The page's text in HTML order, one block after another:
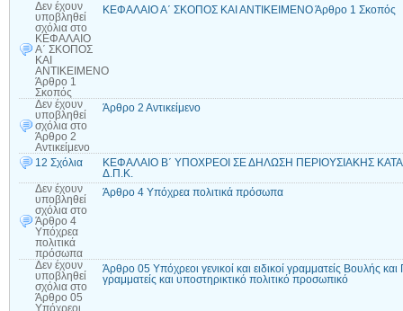
Δεν έχουν
υποβληθεί
σχόλια στο
ΚΕΦΑΛΑΙΟ
Α΄ ΣΚΟΠΟΣ
ΚΑΙ
ΑΝΤΙΚΕΙΜΕΝΟ
Άρθρο 1
Σκοπός
ΚΕΦΑΛΑΙΟ Α΄ ΣΚΟΠΟΣ ΚΑΙ ΑΝΤΙΚΕΙΜΕΝΟ Άρθρο 1 Σκοπός
Δεν έχουν
υποβληθεί
σχόλια στο
Άρθρο 2
Αντικείμενο
Άρθρο 2 Αντικείμενο
12 Σχόλια
ΚΕΦΑΛΑΙΟ Β΄ ΥΠΟΧΡΕΟΙ ΣΕ ΔΗΛΩΣΗ ΠΕΡΙΟΥΣΙΑΚΗΣ
Δ.Π.Κ.
Δεν έχουν
υποβληθεί
σχόλια στο
Άρθρο 4
Υπόχρεα
πολιτικά
πρόσωπα
Άρθρο 4 Υπόχρεα πολιτικά πρόσωπα
Δεν έχουν
υποβληθεί
σχόλια στο
Άρθρο 05
Υπόχρεοι
Άρθρο 05 Υπόχρεοι γενικοί και ειδικοί γραμματείς Βουλής
γραμματείς και υποστηρικτικό πολιτικό προσωπικό